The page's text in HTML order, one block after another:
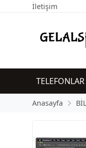
İletişim
TELEFONLAR
Anasayfa